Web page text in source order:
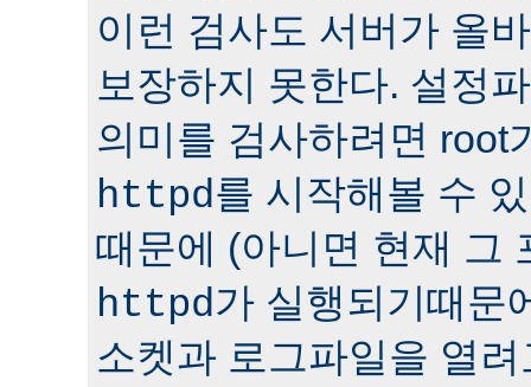
이런 검사도 서버가 올
보장하지 못한다. 설정
의미를 검사하려면 root
httpd를 시작해볼 수
때문에 (아니면 현재 그
httpd가 실행되기때문
소켓과 로그파일을 열